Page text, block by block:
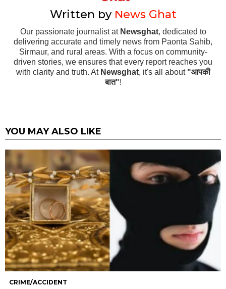
Written by News Ghat
Our passionate journalist at Newsghat, dedicated to
delivering accurate and timely news from Paonta Sahib,
Sirmaur, and rural areas. With a focus on community-
driven stories, we ensures that every report reaches you
with clarity and truth. At Newsghat, it's all about "आपकी
बात"!
YOU MAY ALSO LIKE
CRIME/ACCIDENT